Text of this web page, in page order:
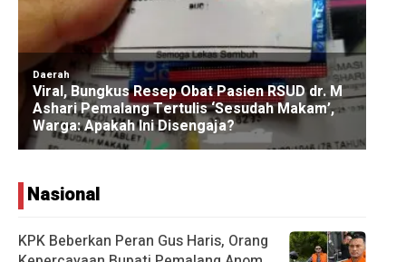
Nasional
KPK Beberkan Peran Gus Haris, Orang